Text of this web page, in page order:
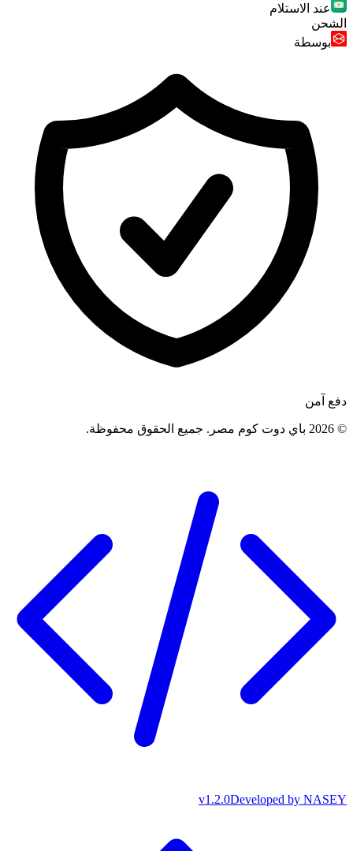
عند الاستلام
الشحن
بوسطة
دفع آمن
©
2026 باي دوت كوم مصر . جميع الحقوق محفوظة.
Developed by NASEY
v1.2.0